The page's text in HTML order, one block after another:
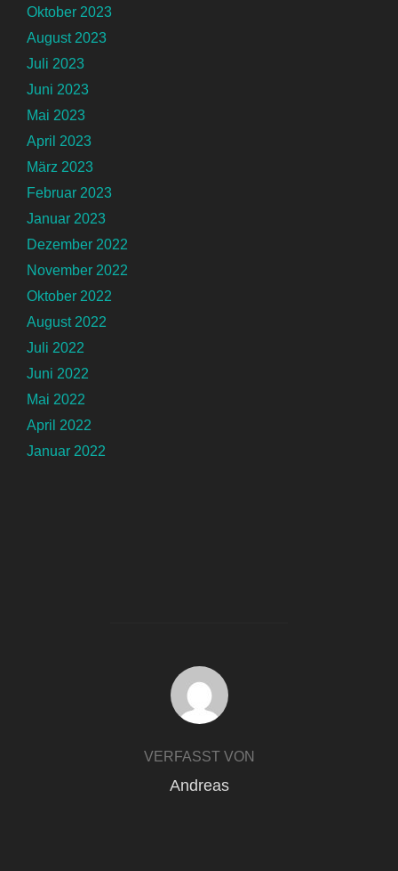
Oktober 2023
August 2023
Juli 2023
Juni 2023
Mai 2023
April 2023
März 2023
Februar 2023
Januar 2023
Dezember 2022
November 2022
Oktober 2022
August 2022
Juli 2022
Juni 2022
Mai 2022
April 2022
Januar 2022
BEITRAGSAUTOR
VERFASST VON
Andreas